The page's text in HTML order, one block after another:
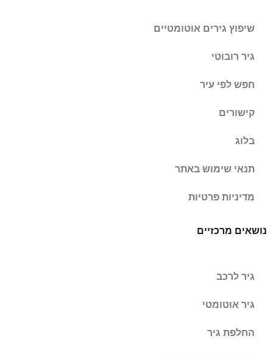
שיפוץ גירים אוטומטיים
גיר רובוטי
חפש לפי עיר
קישורים
בלוג
תנאי שימוש באתר
מדיניות פרטיות
נושאים מרכזיים
גיר לרכב
גיר אוטומטי
החלפת גיר